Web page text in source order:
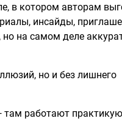
в котором авторам
инсайды,
на самом деле
но и без лишнего
там работают